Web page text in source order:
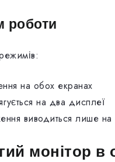
роботи
на обох екранах
на два дисплеї
виводиться лише на
монітор в